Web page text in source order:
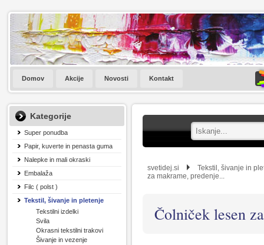
Domov Akcije Novosti Kontakt
Kategorije
Super ponudba
Papir, kuverte in penasta guma
Nalepke in mali okraski
Embalaža
Filc ( polst )
Tekstil, šivanje in pletenje
Tekstilni izdelki
Svila
Okrasni tekstilni trakovi
Šivanje in vezenje
svetidej.si
Tekstil, šivanje in
za makrame, predenje...
Čolniček lesen